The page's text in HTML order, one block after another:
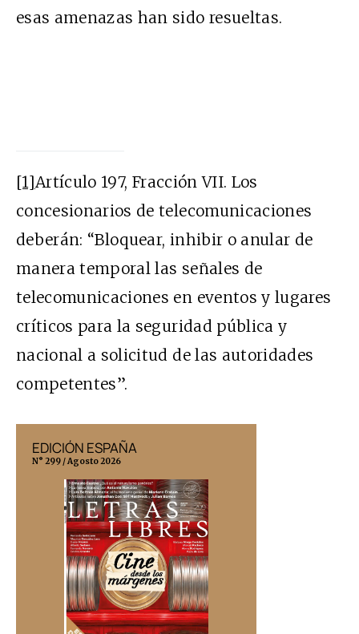
esas amenazas han sido resueltas.
[1]Artículo 197, Fracción VII. Los
concesionarios de telecomunicaciones
deberán: “Bloquear, inhibir o anular de
manera temporal las señales de
telecomunicaciones en eventos y lugares
críticos para la seguridad pública y
nacional a solicitud de las autoridades
competentes”.
EDICIÓN ESPAÑA
N° 299 / Agosto 2026